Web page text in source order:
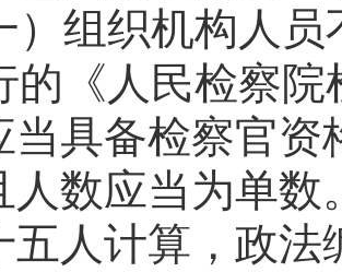
）组织机构人
的《人民检察
当具备检察官资
人数应当为单
五人计算，政法